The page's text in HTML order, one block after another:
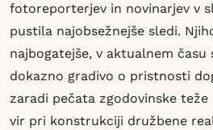
fotoreporterjev in novinarjev v
pustila najobsežnejše sledi.
najbogatejše, v aktualnem času
dokazno gradivo o pristnosti
zaradi pečata zgodovinske
vir pri konstrukciji družbene